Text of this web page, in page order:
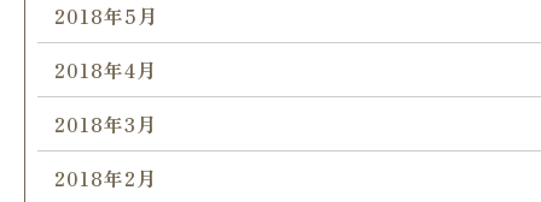
2018年5月
2018年4月
2018年3月
2018年2月